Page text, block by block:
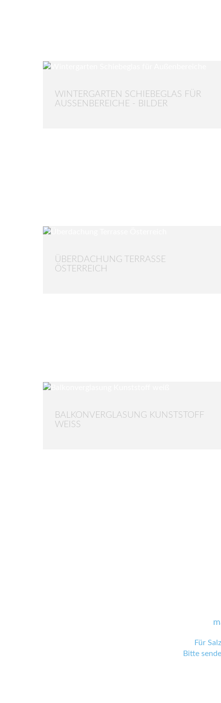
WINTERGARTEN SCHIEBEGLAS FÜR
AUSSENBEREICHE - BILDER
ÜBERDACHUNG TERRASSE
ÖSTERREICH
BALKONVERGLASUNG KUNSTSTOFF
WEISS
Für
Bitte